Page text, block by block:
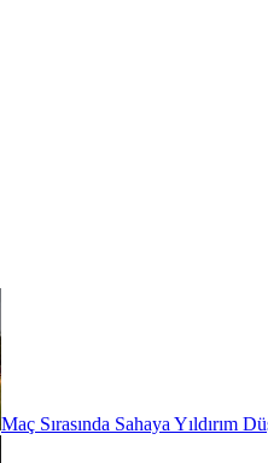
Maç Sırasında Sahaya Yıldırım